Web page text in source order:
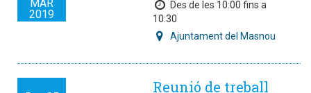
MAR
2019
Des de les 10:00 fins a
10:30
Ajuntament del Masnou
Reunió de treball